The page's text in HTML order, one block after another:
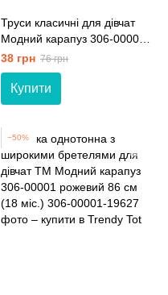
Труси класичні для дівчат
Модний карапуз 306-00003
рожевий 92 см (2 роки)
38 грн 76 грн
Купити
−50%